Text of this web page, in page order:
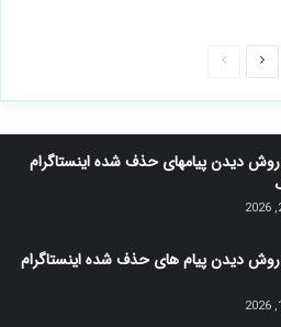
صفحه
صفحه
روش دیدن پیامهای حذف شده اینستاگرام
روش دیدن پیام های حذف شده اینستاگرام